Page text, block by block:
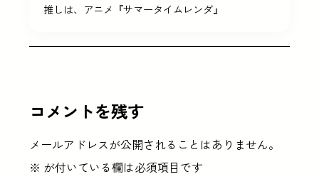
推しは、アニメ『サマータイムレンダ』
コメントを残す
メールアドレスが公開されることはありません。
※ が付いている欄は必須項目です